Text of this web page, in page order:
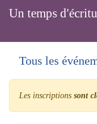
Un temps
Tous les
Les inscriptions sont